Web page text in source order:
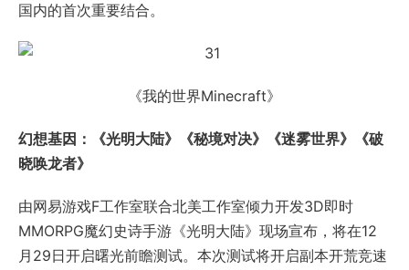
国内的首次重要结合。
《我的世界Minecraft》
幻想基因：《光明大陆》《秘境对决》《迷雾世界》《破
晓唤龙者》
由网易游戏F工作室联合北美工作室倾力开发3D即时
MMORPG魔幻史诗手游《光明大陆》现场宣布，将在12
月29日开启曙光前瞻测试。本次测试将开启副本开荒竞速